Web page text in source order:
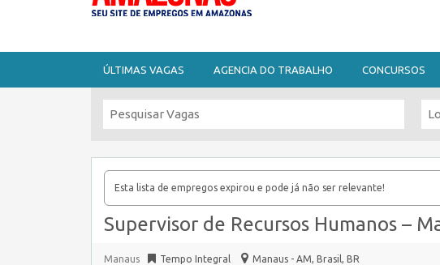
ÚLTIMAS VAGAS AGENCIA DO TRABALHO CONCURSOS
Esta lista de empregos expirou e pode já não ser relevante!
Supervisor de Recursos Humanos –
Manaus Tempo Integral Manaus - AM, Brasil, BR